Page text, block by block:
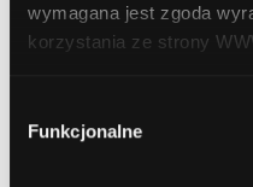
wymagana jest zgoda
korzystania ze strony
formy korzystania z
zgody
Funkcjonalne
10
Spółdzielcza Grupa